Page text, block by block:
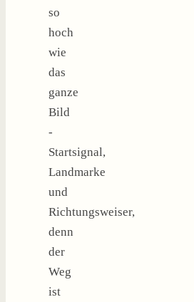
so
hoch
wie
das
ganze
Bild
-
Startsignal,
Landmarke
und
Richtungsweiser,
denn
der
Weg
ist